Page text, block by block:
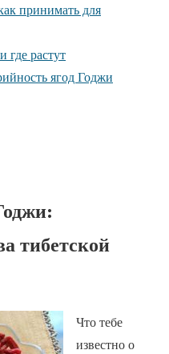
принимать для
где растут
ягод Годжи
тибетской
Что тебе
известно о